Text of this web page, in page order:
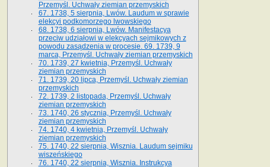
Przemyśl. Uchwały ziemian przemyskich­
67. 1738, 5 sierpnia, Lwów. Laudum w sprawie
elekcyi podkomorzego lwowskiego
68. 1738, 6 sierpnia, Lwów. Manifestacya
przeciw udziałowi w elekcyach sejmikowych z
powodu zasądzenia w procesie. 69. 1739, 9
marca, Przemyśl. Uchwały ziemian przemyskich
70. 1739, 27 kwietnia, Przemyśl. Uchwały
ziemian przemyskich
71. 1739, 20 lipca, Przemyśl. Uchwały ziemian
przemyskich
72. 1739, 2 listopada, Przemyśl. Uchwały
ziemian przemyskich
73. 1740, 26 stycznia, Przemyśl. Uchwały
ziemian przemyskich
74. 1740, 4 kwietnia, Przemyśl. Uchwały
ziemian przemyskich
75. 1740, 22 sierpnia, Wisznia. Laudum sejmiku
wiszeńskiego
76. 1740, 22 sierpnia, Wisznia. Instrukcya